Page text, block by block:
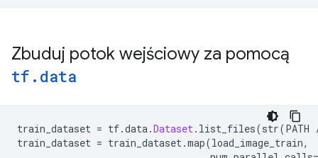
Zbuduj potok wejściowy za pomocą
tf . data
train_dataset = tf.data.Dataset. list_files(str(PATH
train_dataset = train_dataset.map(load_image_train,